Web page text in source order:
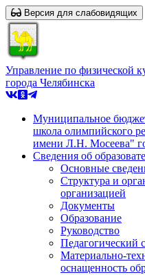
Версия для слабовидящих
Управление по физической
города Челябинска
Муниципальное
школа олимпийского
имени Л.Н. Мосеева"
Сведения об
Основные
Структура и
организацией
Документы
Образование
Руководство
Педагогический
Материально-
оснащенность